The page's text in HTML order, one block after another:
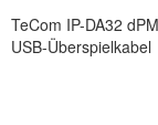
TeCom IP-DA32
USB-Überspielkabel